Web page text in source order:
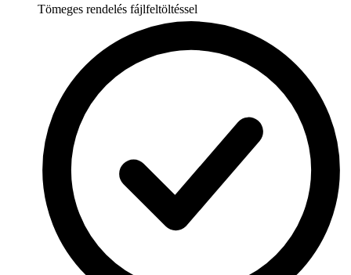
Tömeges rendelés fájlfeltöltéssel